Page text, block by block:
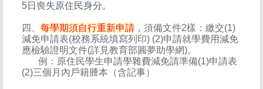
5日喪失原住民身分。
四、 每學期須自行重新申請 ，須備文件2樣：繳交(1)
減免申請表(校務系統填寫列印) (2)申請就學費用減免
應檢驗證明文件(詳見教育部圓夢助學網)。
例：原住民學生申請學雜費減免請準備(1)申請表
(2)三個月內戶籍謄本（含記事）